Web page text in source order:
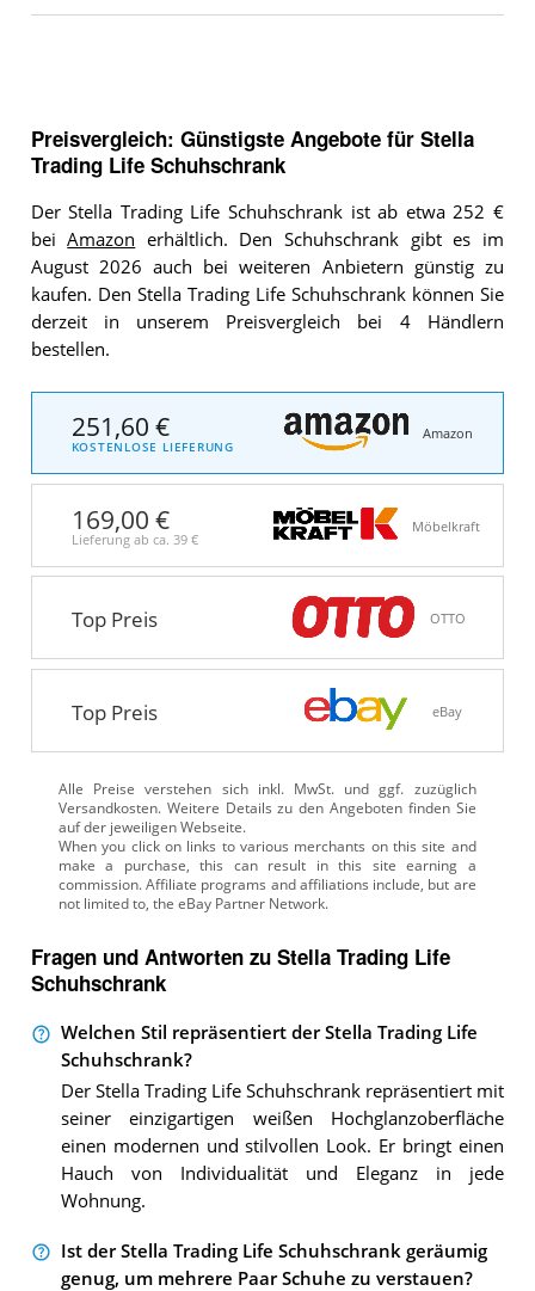
Preisvergleich: Günstigste Angebote für Stella
Trading Life Schuhschrank
Der Stella Trading Life Schuhschrank ist ab etwa 252 €
beiAmazon erhältlich. Den Schuhschrank gibt es im
August 2026 auch bei weiteren Anbietern günstig zu
kaufen. Den Stella Trading Life Schuhschrank können Sie
derzeit in unserem Preisvergleich bei 4 Händlern
bestellen.
251,60 €
KOSTENLOSE LIEFERUNG
Amazon
169,00 €
Lieferung ab ca. 39 €
Möbelkraft
Top Preis OTTO
Top Preis eBay
Alle Preise verstehen sich inkl. MwSt. und ggf. zuzüglich
Versandkosten. Weitere Details zu den Angeboten finden Sie
auf der jeweiligen Webseite.
Fragen und Antworten zu Stella Trading Life
Schuhschrank
Welchen Stil repräsentiert der Stella Trading Life
Schuhschrank?
Der Stella Trading Life Schuhschrank repräsentiert mit
seiner einzigartigen weißen Hochglanzoberfläche
einen modernen und stilvollen Look. Er bringt einen
Hauch von Individualität und Eleganz in jede
Wohnung.
Ist der Stella Trading Life Schuhschrank geräumig
genug, um mehrere Paar Schuhe zu verstauen?